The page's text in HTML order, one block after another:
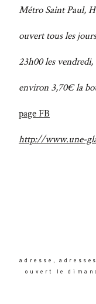
Métro Saint Paul,
ouvert tous les
23h00 les
environ 3,70€ la
page FB
http://www.une-
adresse
ouvert le